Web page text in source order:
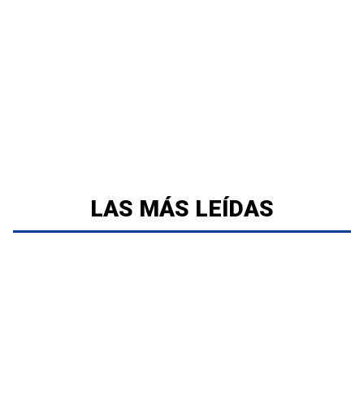
LAS MÁS LEÍDAS